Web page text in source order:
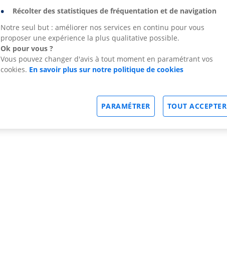
Récolter des statistiques de fréquentation et de navigation
Notre seul but : améliorer nos services en continu pour vous
proposer une expérience la plus qualitative possible.
Ok pour vous ?
Vous pouvez changer d'avis à tout moment en paramétrant vos
cookies. En savoir plus sur notre politique de cookies
TOUT ACCEPTER
PARAMÉTRER